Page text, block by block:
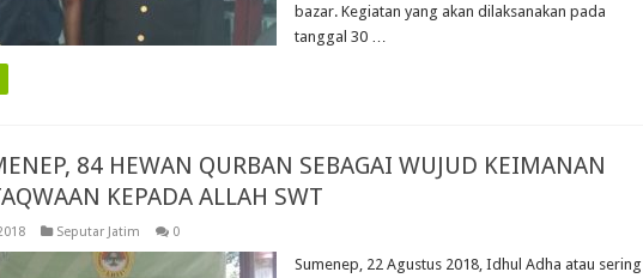
bazar. Kegiatan yang akan dilaksanakan pada
tanggal 30 …
84 HEWAN QURBAN SEBAGAI WUJUD KEIMANAN
KEPADA ALLAH SWT
Seputar Jatim 0
Sumenep, 22 Agustus 2018, Idhul Adha atau sering